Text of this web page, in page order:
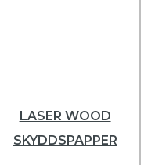
LASER WOOD
SKYDDSPAPPER